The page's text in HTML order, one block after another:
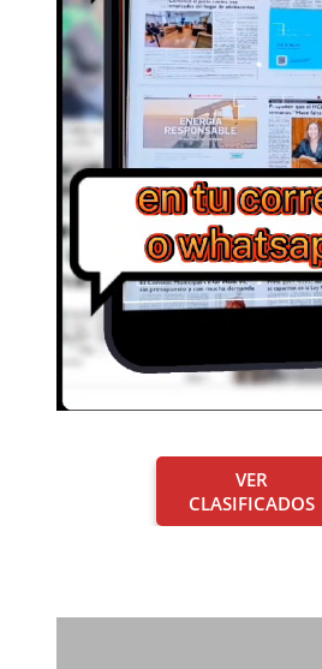
VER
CLASIFICADOS